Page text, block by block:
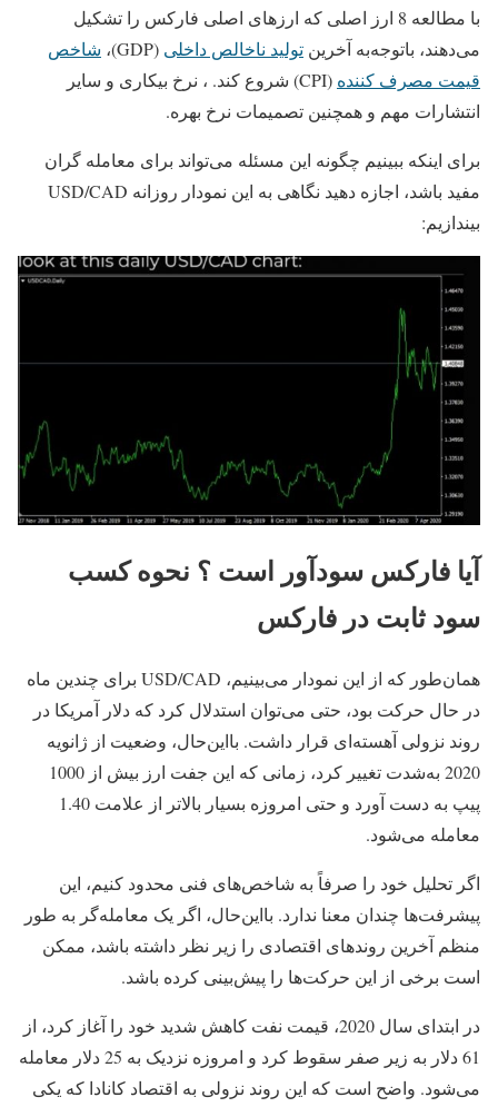
با مطالعه 8 ارز اصلی که ارزهای اصلی فارکس را تشکیل
می‌دهند، باتوجه‌به آخرین تولید ناخالص داخلی (GDP)،
شاخص
قیمت مصرف کننده
(CPI) شروع کند. ، نرخ بیکاری و سایر
انتشارات مهم و همچنین تصمیمات نرخ بهره.
برای اینکه ببینیم چگونه این مسئله می‌تواند برای معامله گران
مفید باشد، اجازه دهید نگاهی به این نمودار روزانه USD/CAD
بیندازیم:
آیا فارکس سودآور است ؟ نحوه کسب
سود ثابت در فارکس
همان‌طور که از این نمودار می‌بینیم، USD/CAD برای چندین ماه
در حال حرکت بود، حتی می‌توان استدلال کرد که دلار آمریکا در
روند نزولی آهسته‌ای قرار داشت. بااین‌حال، وضعیت از ژانویه
2020 به‌شدت تغییر کرد، زمانی که این جفت ارز بیش از 1000
پیپ به دست آورد و حتی امروزه بسیار بالاتر از علامت 1.40
معامله می‌شود.
اگر تحلیل خود را صرفاً به شاخص‌های فنی محدود کنیم، این
پیشرفت‌ها چندان معنا ندارد. بااین‌حال، اگر یک معامله‌گر به طور
منظم آخرین روندهای اقتصادی را زیر نظر داشته باشد، ممکن
است برخی از این حرکت‌ها را پیش‌بینی کرده باشد.
در ابتدای سال 2020، قیمت نفت کاهش شدید خود را آغاز کرد، از
61 دلار به زیر صفر سقوط کرد و امروزه نزدیک به 25 دلار معامله
می‌شود. واضح است که این روند نزولی به اقتصاد کانادا که یکی